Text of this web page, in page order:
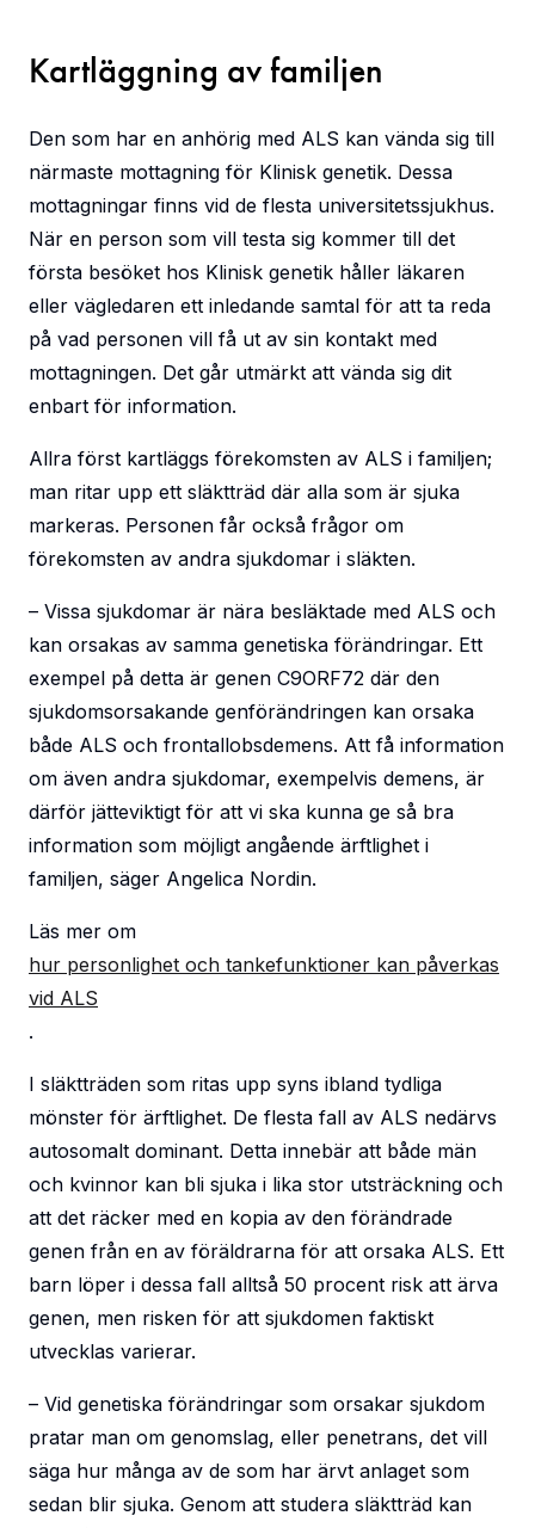
Kartläggning av familjen
Den som har en anhörig med ALS kan vända sig till
närmaste mottagning för Klinisk genetik. Dessa
mottagningar finns vid de flesta universitetssjukhus.
När en person som vill testa sig kommer till det
första besöket hos Klinisk genetik håller läkaren
eller vägledaren ett inledande samtal för att ta reda
på vad personen vill få ut av sin kontakt med
mottagningen. Det går utmärkt att vända sig dit
enbart för information.
Allra först kartläggs förekomsten av ALS i familjen;
man ritar upp ett släktträd där alla som är sjuka
markeras. Personen får också frågor om
förekomsten av andra sjukdomar i släkten.
– Vissa sjukdomar är nära besläktade med ALS och
kan orsakas av samma genetiska förändringar. Ett
exempel på detta är genen C9ORF72 där den
sjukdomsorsakande genförändringen kan orsaka
både ALS och frontallobsdemens. Att få information
om även andra sjukdomar, exempelvis demens, är
därför jätteviktigt för att vi ska kunna ge så bra
information som möjligt angående ärftlighet i
familjen, säger Angelica Nordin.
Läs mer om
hur personlighet och tankefunktioner kan påverkas
vid ALS
.
I släktträden som ritas upp syns ibland tydliga
mönster för ärftlighet. De flesta fall av ALS nedärvs
autosomalt dominant. Detta innebär att både män
och kvinnor kan bli sjuka i lika stor utsträckning och
att det räcker med en kopia av den förändrade
genen från en av föräldrarna för att orsaka ALS. Ett
barn löper i dessa fall alltså 50 procent risk att ärva
genen, men risken för att sjukdomen faktiskt
utvecklas varierar.
– Vid genetiska förändringar som orsakar sjukdom
pratar man om genomslag, eller penetrans, det vill
säga hur många av de som har ärvt anlaget som
sedan blir sjuka. Genom att studera släktträd kan